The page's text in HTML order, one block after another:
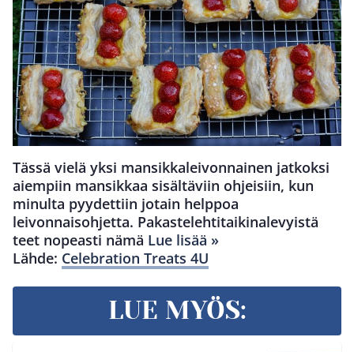
Tässä vielä yksi mansikkaleivonnainen jatkoksi
aiempiin mansikkaa sisältäviin ohjeisiin, kun
minulta pyydettiin jotain helppoa
leivonnaisohjetta. Pakastelehtitaikinalevyistä
teet nopeasti nämä Lue lisää »
Lähde: Celebration Treats 4U
LUE MYÖS: